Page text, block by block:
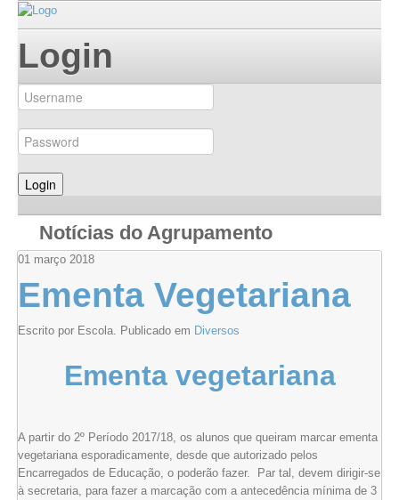
Login
Notícias do Agrupamento
01 março 2018
Ementa Vegetariana
Escrito por Escola. Publicado em Diversos
Ementa vegetariana
A partir do 2º Período 2017/18, os alunos que queiram marcar ementa
vegetariana esporadicamente, desde que autorizado pelos
Encarregados de Educação, o poderão fazer. Par tal, devem dirigir-se
à secretaria, para fazer a marcação com a antecedência mínima de 3